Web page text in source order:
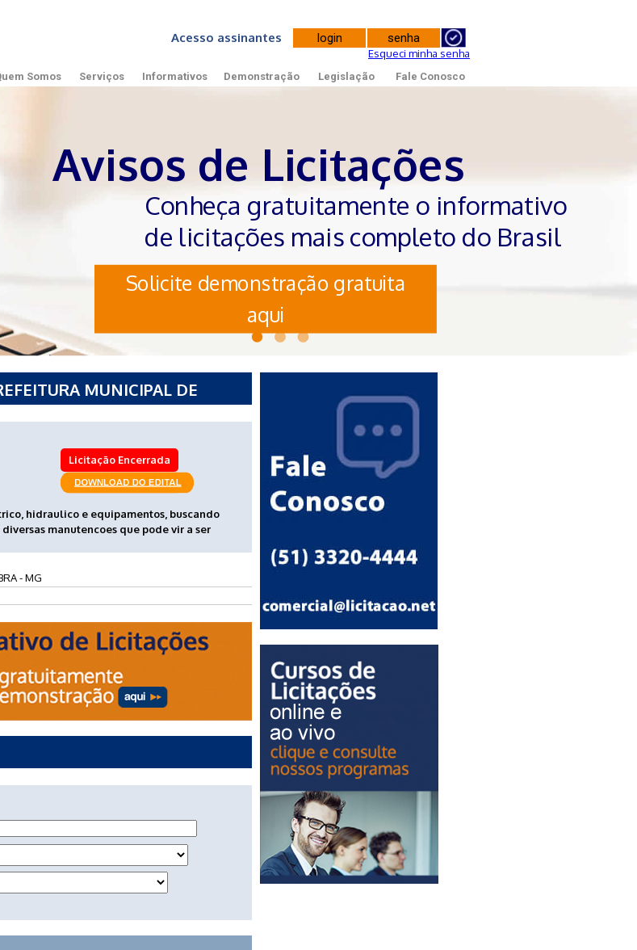
Acesso assinantes
Esqueci minha senha
Somos Serviços Informativos Demonstração Legislação Fale Conosco
Avisos de Licitações
Conheça gratuitamente o informativo
de licitações mais completo do Brasil
Solicite demonstração gratuita
aqui
MUNICIPAL DE
Licitação Encerrada
hidraulico e equipamentos, buscando
manutencoes que pode vir a ser
- MG